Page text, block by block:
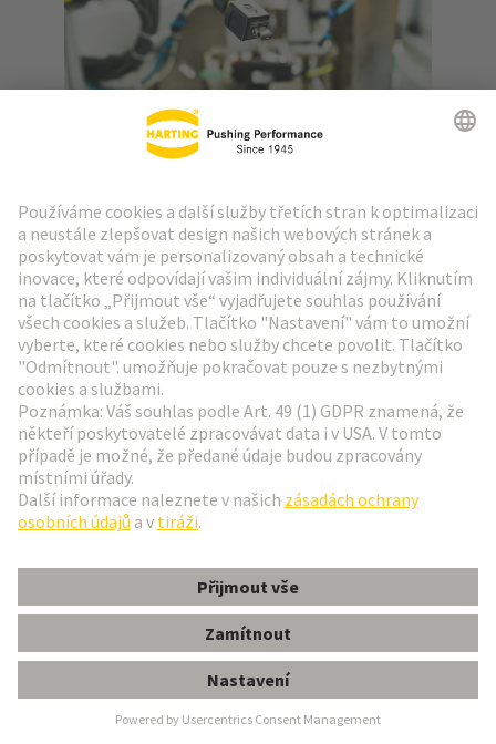
Správný typ blokování zabraňuje náhodnému
odpojení a závisí na faktorech aplikace.
Zjistit více
D-Sub PushPull
D-Sub PushPull